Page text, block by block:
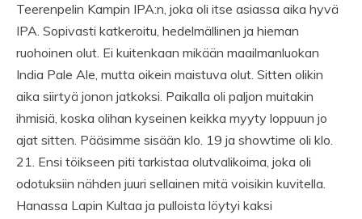
Teerenpelin Kampin IPA:n, joka oli itse asiassa aika hyvä
IPA. Sopivasti katkeroitu, hedelmällinen ja hieman
ruohoinen olut. Ei kuitenkaan mikään maailmanluokan
India Pale Ale, mutta oikein maistuva olut. Sitten olikin
aika siirtyä jonon jatkoksi. Paikalla oli paljon muitakin
ihmisiä, koska olihan kyseinen keikka myyty loppuun jo
ajat sitten. Pääsimme sisään klo. 19 ja showtime oli klo.
21. Ensi töikseen piti tarkistaa olutvalikoima, joka oli
odotuksiin nähden juuri sellainen mitä voisikin kuvitella.
Hanassa Lapin Kultaa ja pulloista löytyi kaksi